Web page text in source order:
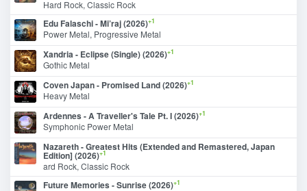
Hard Rock, Classic Rock
Edu Falaschi - Mi’raj (2026)+1
Power Metal, Progressive Metal
Xandria - Eclipse (Single) (2026)+1
Gothic Metal
Coven Japan - Promised Land (2026)+1
Heavy Metal
Ardennes - A Traveller's Tale Pt. I (2026)+1
Symphonic Power Metal
Nazareth - Greatest Hits (Extended and Remastered, Japan
Edition] (2026)+1
ard Rock, Classic Rock
Future Memories - Sunrise (2026)+1